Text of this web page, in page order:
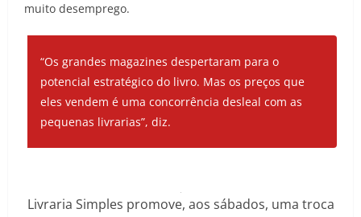
muito desemprego.
“Os grandes magazines despertaram para o
potencial estratégico do livro. Mas os preços que
eles vendem é uma concorrência desleal com as
pequenas livrarias”, diz.
Livraria Simples promove, aos sábados, uma troca